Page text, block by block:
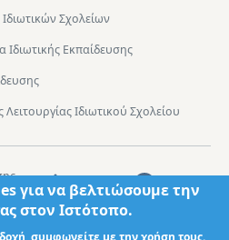
Σχολείων
Ιδιωτικής Εκπαίδευσης
Ιδιωτικού Σχολείου
Διονύσης ΤΕ ΠΛΗΡ
για να βελτιώσουμε την
στον Ιστότοπο.
συμφωνείτε με την χρήση τους.